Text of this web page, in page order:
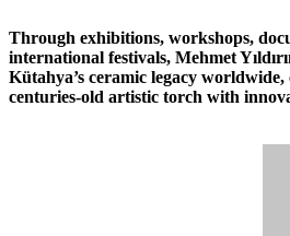
Through exhibitions, workshops,
international festivals, Mehmet
Kütahya’s ceramic legacy
centuries-old artistic torch with